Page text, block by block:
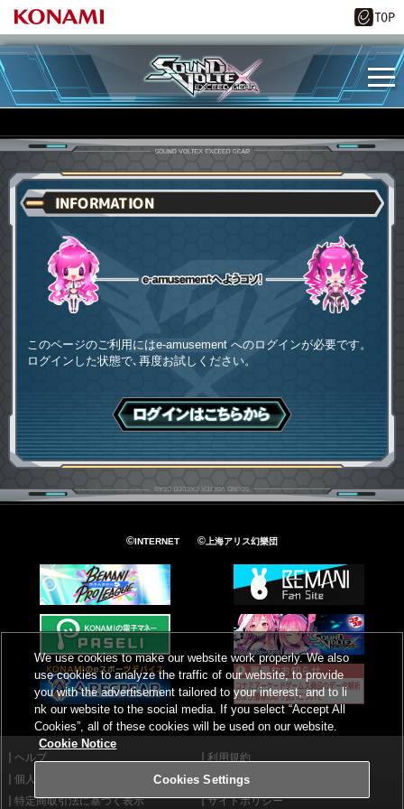
INFORMATION
このページのご利用にはe-amusement へのログインが必要です。
ログインした状態で､再度お試しください。
ログインはこちら
©INTERNET ©上海アリス幻樂団
ヘルプ
利用規約
個人情報等保護方針
外部送信について
特定商取引法に基づく表示
サイトポリシー
We use cookies to make our website work properly. We also
use cookies to analyze the traffic of our website, to provide
you with the advertisement tailored to your interest, and to li
nk our website to the social media. If you select “Accept All
Cookies”, all of these cookies will be used on our website.
Cookie Notice
Cookies Settings